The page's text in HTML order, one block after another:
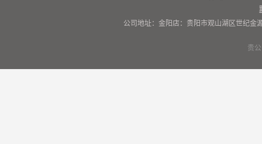
公司地址：金阳店：贵阳市观山湖区世纪金
贵